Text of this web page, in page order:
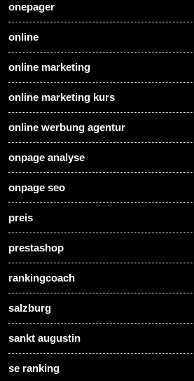
onepager
online
online marketing
online marketing kurs
online werbung agentur
onpage analyse
onpage seo
preis
prestashop
rankingcoach
salzburg
sankt augustin
se ranking